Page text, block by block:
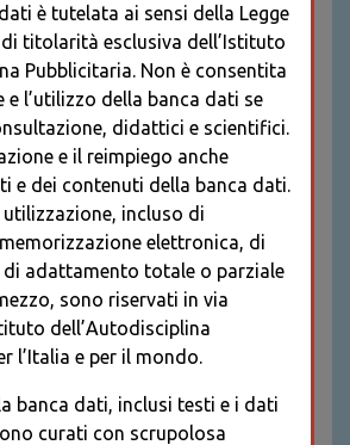
* I CAMPI CONTRASSEGNATI SONO
è tutelata ai sensi della Legge
titolarità esclusiva dell’Istituto
Pubblicitaria. Non è consentita
e l’utilizzo della banca dati se
didattici e scientifici.
e il reimpiego anche
e dei contenuti della banca dati.
incluso di
elettronica, di
di adattamento totale o parziale
sono riservati in via
dell’Autodisciplina
l’Italia e per il mondo.
banca dati, inclusi testi e i dati
curati con scrupolosa